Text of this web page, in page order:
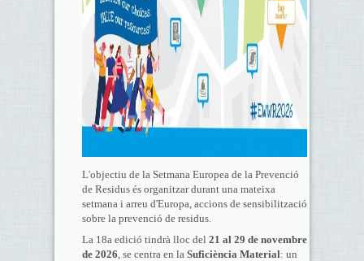
L'objectiu de la Setmana Europea de la Prevenció
de Residus és organitzar durant una mateixa
setmana i arreu d'Europa, accions de sensibilització
sobre la prevenció de residus.
La 18a edició tindrà lloc del 21 al 29 de novembre
de 2026, se centra en la Suficiència Material: un